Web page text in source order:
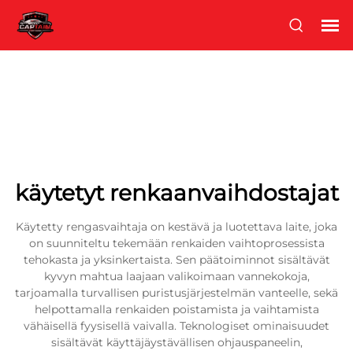
käytetyt renkaanvaihdostajat
Käytetty rengasvaihtaja on kestävä ja luotettava laite, joka
on suunniteltu tekemään renkaiden vaihtoprosessista
tehokasta ja yksinkertaista. Sen päätoiminnot sisältävät
kyvyn mahtua laajaan valikoimaan vannekokoja,
tarjoamalla turvallisen puristusjärjestelmän vanteelle, sekä
helpottamalla renkaiden poistamista ja vaihtamista
vähäisellä fyysisellä vaivalla. Teknologiset ominaisuudet
sisältävät käyttäjäystävällisen ohjauspaneelin,